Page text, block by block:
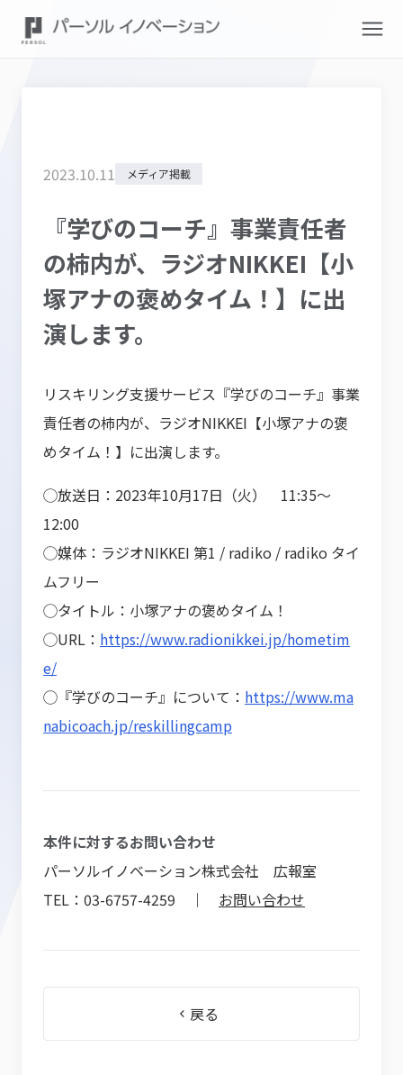
2023.10.11 メディア掲載
『学びのコーチ』事業責任者
の柿内が、ラジオNIKKEI【小
塚アナの褒めタイム！】に出
演します。
リスキリング支援サービス『学びのコーチ』事業
責任者の柿内が、ラジオNIKKEI【小塚アナの褒
めタイム！】に出演します。
◯放送日：2023年10月17日（火） 11:35～
12:00
◯媒体：ラジオNIKKEI 第1 / radiko / radiko タイ
ムフリー
◯タイトル：小塚アナの褒めタイム！
◯URL： https://www.radionikkei.jp/hometim
e/
◯『学びのコーチ』について： https://www.ma
nabicoach.jp/reskillingcamp
本件に対するお問い合わせ
パーソルイノベーション株式会社 広報室
TEL：03-6757-4259 ｜ お問い合わせ
戻る